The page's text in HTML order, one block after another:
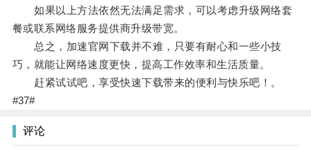
如果以上方法依然无法满足需求，可以考虑升级网络套
餐或联系网络服务提供商升级带宽。
总之，加速官网下载并不难，只要有耐心和一些小技
巧，就能让网络速度更快，提高工作效率和生活质量。
赶紧试试吧，享受快速下载带来的便利与快乐吧！。
#37#
评论